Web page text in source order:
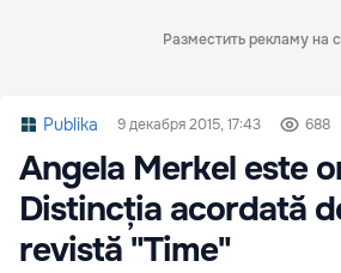
Разместить рекламу на
Publika 9 декабря 2015, 17:43 688
Angela Merkel este
Distincția acordată
revistă "Time"